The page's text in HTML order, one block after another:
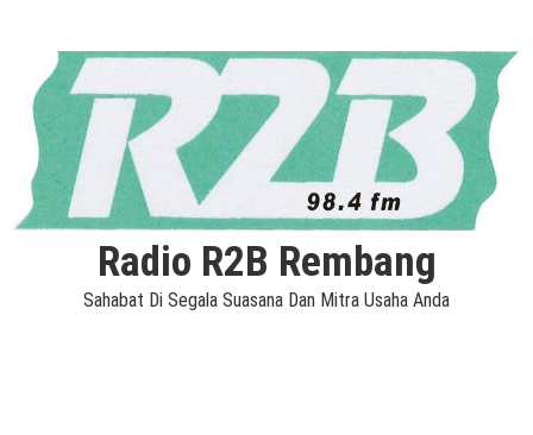
Radio R2B Rembang
Sahabat Di Segala Suasana Dan Mitra Usaha Anda